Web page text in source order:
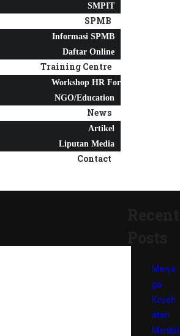
SMPIT
SPMB
Informasi SPMB
Daftar Online
Training Centre
Workshop HR For
NGO/Education
News
Artikel
Liputan Media
Contact
Menja
ga
Keseh
atan
Mental